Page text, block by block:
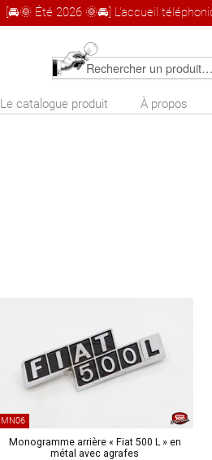
[🚘🌞 Été 2026 🌞🚘] L'accueil
Rechercher
produit
Le catalogue produit À propos
MN06
Monogramme arrière « Fiat 500 L » en
métal avec agrafes